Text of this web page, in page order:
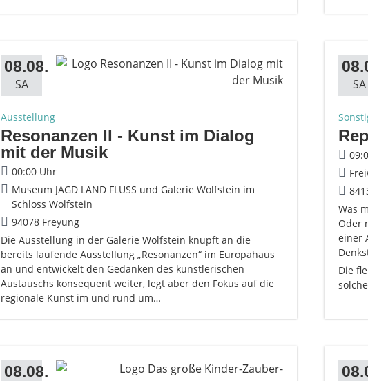
08.08.
SA
Ausstellung
Resonanzen II - Kunst im Dialog
mit der Musik
00:00 Uhr
Museum JAGD LAND FLUSS und Galerie Wolfstein im
Schloss Wolfstein
94078 Freyung
Die Ausstellung in der Galerie Wolfstein knüpft an die
bereits laufende Ausstellung „Resonanzen“ im Europahaus
an und entwickelt den Gedanken des künstlerischen
Austauschs konsequent weiter, legt aber den Fokus auf die
regionale Kunst im und rund um…
SA
Was
Oder
einer
Die
08.08.